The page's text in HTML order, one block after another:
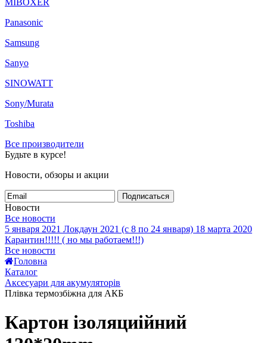
MIBOXER
Panasonic
Samsung
Sanyo
SINOWATT
Sony/Murata
Toshiba
Все производители
Будьте в курсе!
Новости, обзоры и акции
Подписаться
Новости
Все новости
5 января 2021 Локдаун 2021 (с 8 по 24 января) 18 марта 2020
Карантин!!!!! ( но мы работаем!!!)
Все новости
Головна
Каталог
Аксесуари для акумуляторів
Плівка термозбіжна для АКБ
Картон ізоляциійний